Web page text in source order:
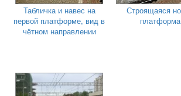
Табличка и навес на
первой платформе, вид в
чётном направлении
Строящаяся
платформа